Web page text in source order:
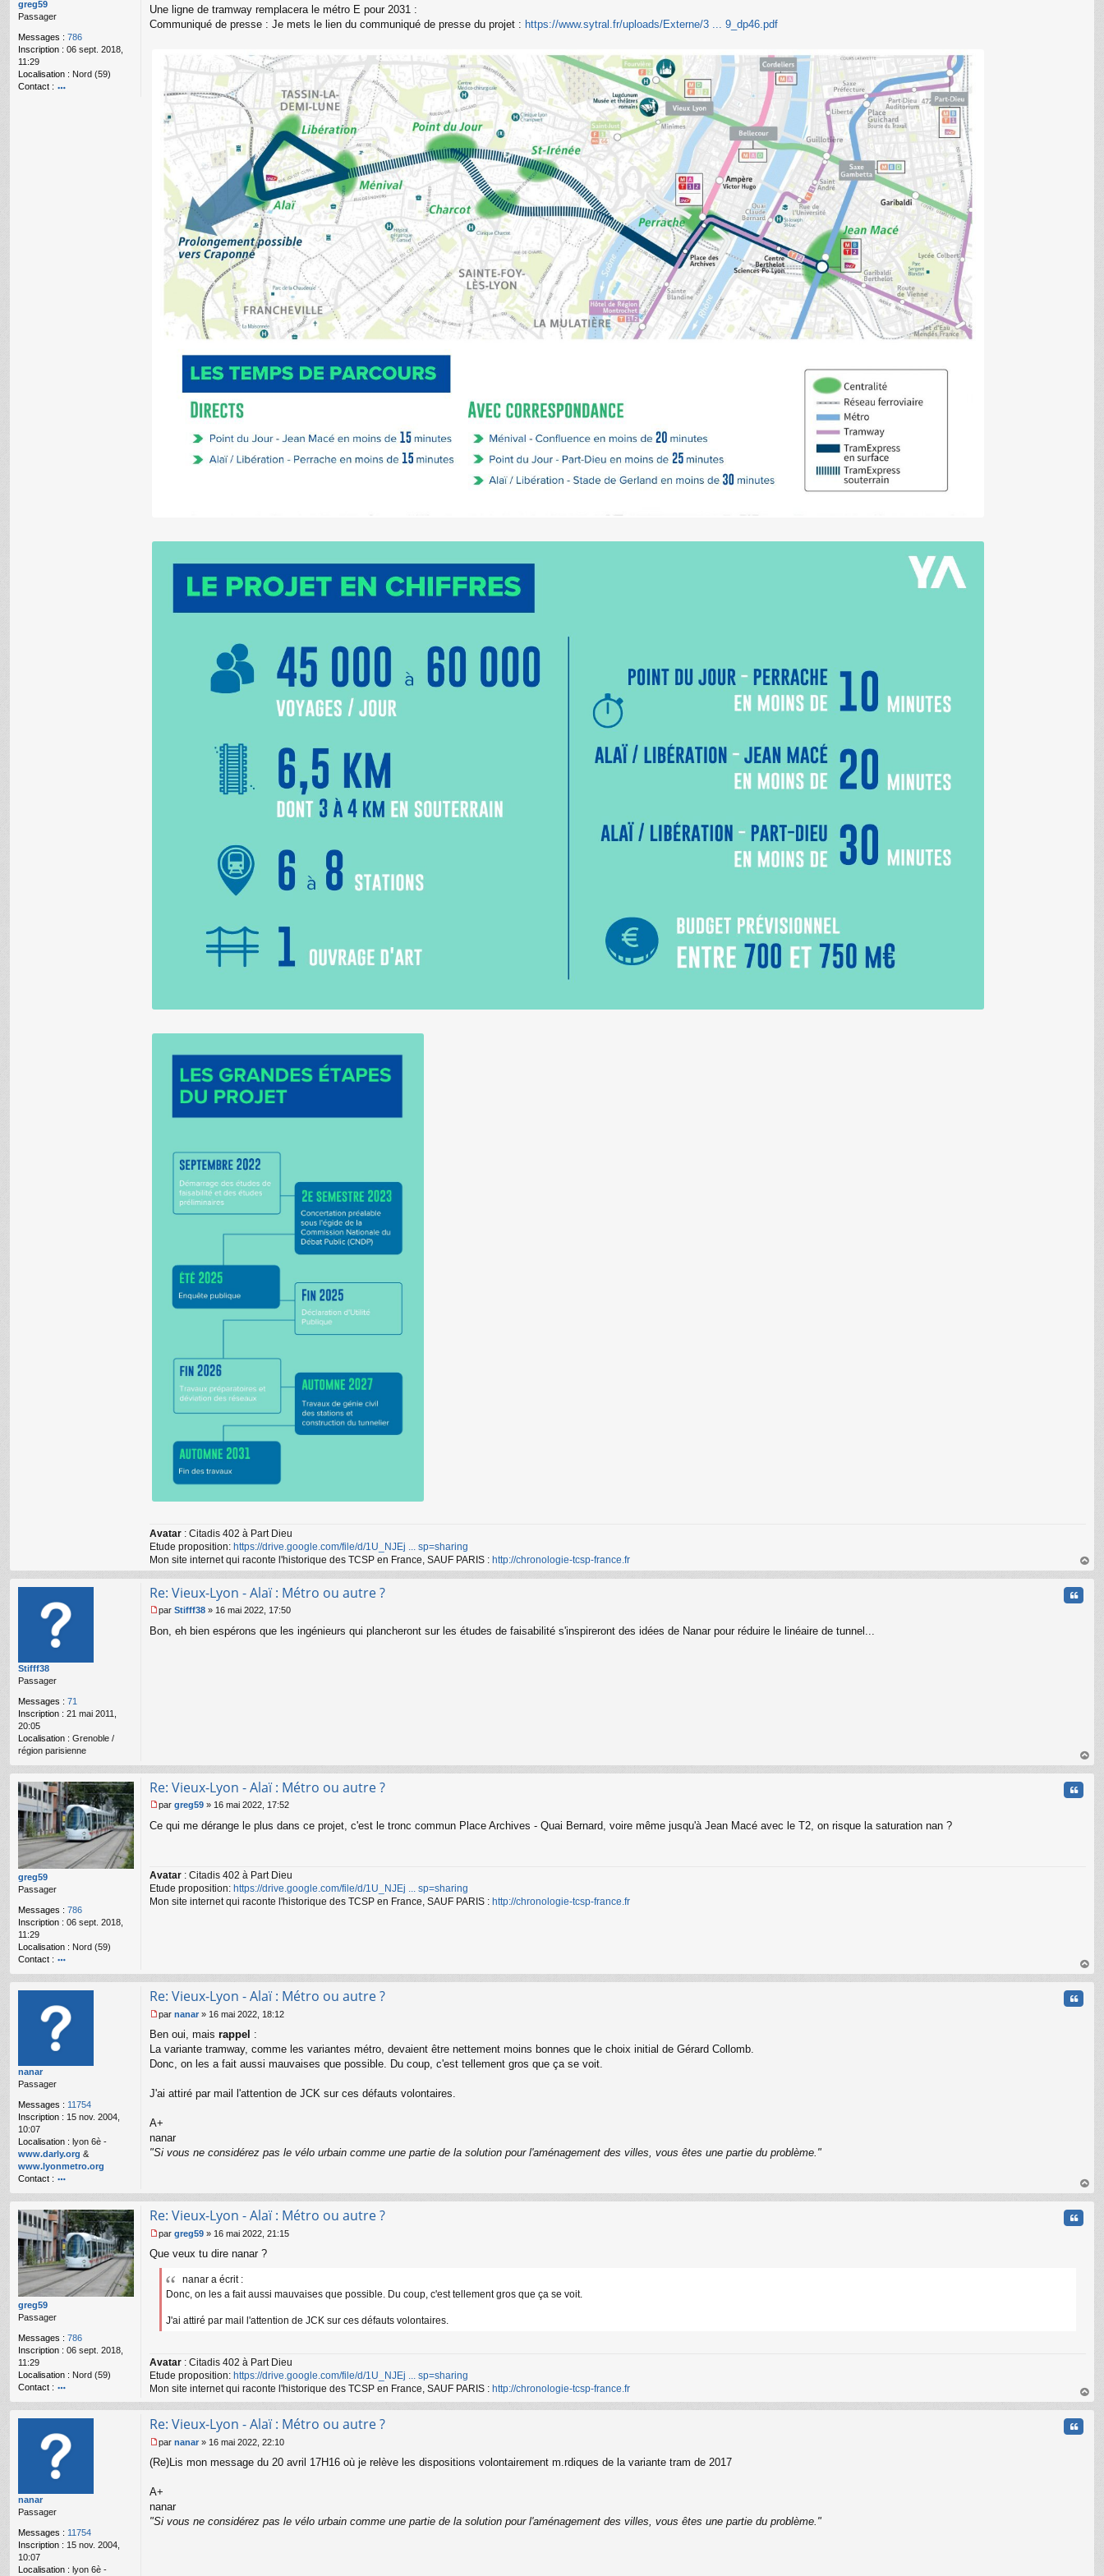
greg59
Passager
Messages : 786
Inscription : 06 sept. 2018,
11:29
Localisation : Nord (59)
Contact :
C
e
n
Une ligne de tramway remplacera le métro E pour 2031 :
Communiqué de presse : Je mets le lien du communiqué de presse du projet : https://www.sytral.fr/uploads/Externe/3 ... 9_dp46.pdf
Avatar : Citadis 402 à Part Dieu
Etude proposition: https://drive.google.com/file/d/1U_NJEj ... sp=sharing
Mon site internet qui raconte l'historique des TCSP en France, SAUF PARIS : http://chronologie-tcsp-france.fr
au
Stifff38
Passager
Messages : 71
Inscription : 21 mai 2011,
20:05
Localisation : Grenoble /
région parisienne
Re: Vieux-Lyon - Alaï : Métro ou autre ?
e
par Stifff38 » 16 mai 2022, 17:50
Bon, eh bien espérons que les ingénieurs qui plancheront sur les études de faisabilité s'inspireront des idées de Nanar pour réduire le linéaire de tunnel...
au
greg59
Passager
Messages : 786
Inscription : 06 sept. 2018,
11:29
Localisation : Nord (59)
Contact :
o
nt
te
r
gr
e
Re: Vieux-Lyon - Alaï : Métro ou autre ?
e
g
e
n
par greg59 » 16 mai 2022, 17:52
Ce qui me dérange le plus dans ce projet, c'est le tronc commun Place Archives - Quai Bernard, voire même jusqu'à Jean Macé avec le T2, on risque la saturation nan ?
Avatar : Citadis 402 à Part Dieu
Etude proposition: https://drive.google.com/file/d/1U_NJEj ... sp=sharing
Mon site internet qui raconte l'historique des TCSP en France, SAUF PARIS : http://chronologie-tcsp-france.fr
au
nanar
Passager
Messages : 11754
Inscription : 15 nov. 2004,
10:07
Localisation : lyon 6è -
www.darly.org &
www.lyonmetro.org
Contact :
o
nt
ac
te
r
n
a
n
ar
Re: Vieux-Lyon - Alaï : Métro ou autre ?
e
s
s
e
o
n
l
u
par nanar » 16 mai 2022, 18:12
Ben oui, mais rappel :
La variante tramway, comme les variantes métro, devaient être nettement moins bonnes que le choix initial de Gérard Collomb.
Donc, on les a fait aussi mauvaises que possible. Du coup, c'est tellement gros que ça se voit.
J'ai attiré par mail l'attention de JCK sur ces défauts volontaires.
A+
nanar
"Si vous ne considérez pas le vélo urbain comme une partie de la solution pour l'aménagement des villes, vous êtes une partie du problème."
au
greg59
Passager
Messages : 786
Inscription : 06 sept. 2018,
11:29
Localisation : Nord (59)
Contact :
o
te
r
gr
e
Re: Vieux-Lyon - Alaï : Métro ou autre ?
e
s
l
u
par greg59 » 16 mai 2022, 21:15
Que veux tu dire nanar ?
nanar a écrit :
Donc, on les a fait aussi mauvaises que possible. Du coup, c'est tellement gros que ça se voit.
J'ai attiré par mail l'attention de JCK sur ces défauts volontaires.
Avatar : Citadis 402 à Part Dieu
Etude proposition: https://drive.google.com/file/d/1U_NJEj ... sp=sharing
Mon site internet qui raconte l'historique des TCSP en France, SAUF PARIS : http://chronologie-tcsp-france.fr
au
nanar
Passager
Messages : 11754
Inscription : 15 nov. 2004,
10:07
Localisation : lyon 6è -
Re: Vieux-Lyon - Alaï : Métro ou autre ?
e
s
g
e
par nanar » 16 mai 2022, 22:10
(Re)Lis mon message du 20 avril 17H16 où je relève les dispositions volontairement m.rdiques de la variante tram de 2017
A+
nanar
"Si vous ne considérez pas le vélo urbain comme une partie de la solution pour l'aménagement des villes, vous êtes une partie du problème."